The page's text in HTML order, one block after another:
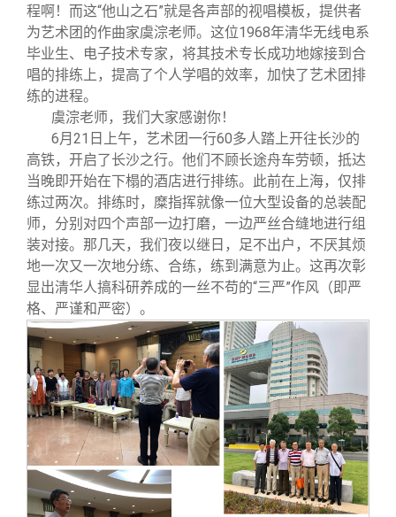
程啊！而这“他山之石”就是各声部的视唱模板，提供者
为艺术团的作曲家虞淙老师。这位1968年清华无线电系
毕业生、电子技术专家，将其技术专长成功地嫁接到合
唱的排练上，提高了个人学唱的效率，加快了艺术团排
练的进程。
虞淙老师，我们大家感谢你！
6月21日上午，艺术团一行60多人踏上开往长沙的
高铁，开启了长沙之行。他们不顾长途舟车劳顿，抵达
当晚即开始在下榻的酒店进行排练。此前在上海，仅排
练过两次。排练时，糜指挥就像一位大型设备的总装配
师，分别对四个声部一边打磨，一边严丝合缝地进行组
装对接。那几天，我们夜以继日，足不出户，不厌其烦
地一次又一次地分练、合练，练到满意为止。这再次彰
显出清华人搞科研养成的一丝不苟的“三严”作风（即严
格、严谨和严密）。